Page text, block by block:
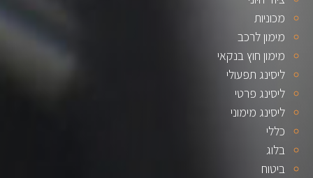
מכוניות
מימון לרכב
מימון חוץ בנקאי
ליסינג תפעולי
ליסינג פרטי
ליסינג מימוני
כללי
בלוג
ביטוח